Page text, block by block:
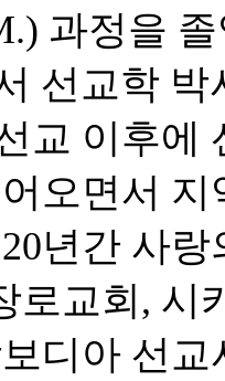
과정을
선교학
교 이후에
오면서
년간 사
로교회, 시
디아 선